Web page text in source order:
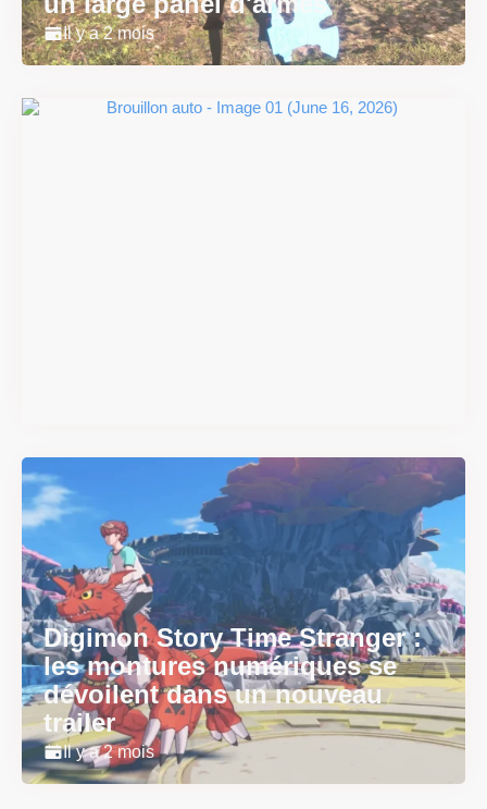
Il y a 2 mois
Digimon Story Time Stranger :
les montures numériques se
dévoilent dans un nouveau
trailer
Il y a 2 mois